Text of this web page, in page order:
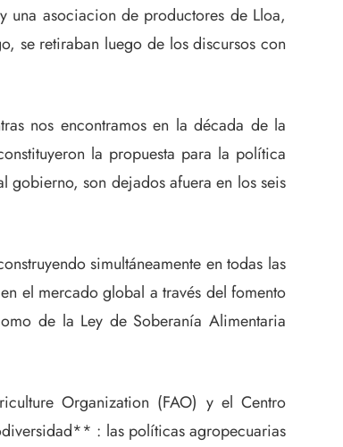
una asociacion de productores de Lloa,
se retiraban luego de los discursos con
nos encontramos en la década de la
la propuesta para la política
gobierno, son dejados afuera en los seis
simultáneamente en todas las
el mercado global a través del fomento
de la Ley de Soberanía Alimentaria
Organization (FAO) y el Centro
: las políticas agropecuarias